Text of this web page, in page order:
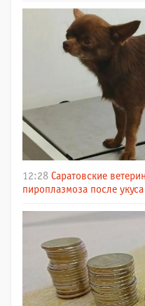
12:28 Саратовские
пироплазмоза после